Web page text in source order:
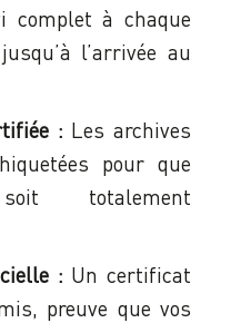
complet à chaque
l’arrivée au
: Les archives
pour que
totalement
: Un certificat
preuve que vos